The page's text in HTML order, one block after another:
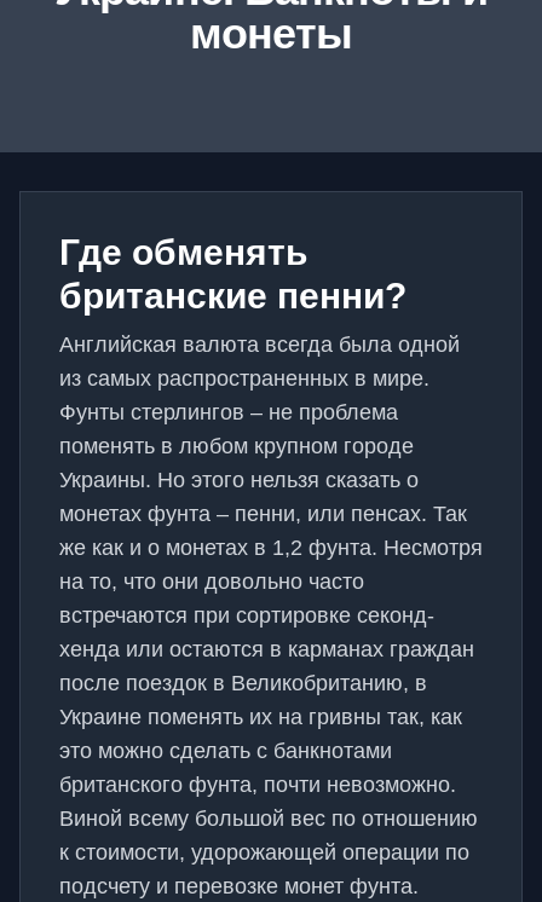
монеты
Где обменять
британские пенни?
Английская валюта всегда была одной
из самых распространенных в мире.
Фунты стерлингов – не проблема
поменять в любом крупном городе
Украины. Но этого нельзя сказать о
монетах фунта – пенни, или пенсах. Так
же как и о монетах в 1,2 фунта. Несмотря
на то, что они довольно часто
встречаются при сортировке секонд-
хенда или остаются в карманах граждан
после поездок в Великобританию, в
Украине поменять их на гривны так, как
это можно сделать с банкнотами
британского фунта, почти невозможно.
Виной всему большой вес по отношению
к стоимости, удорожающей операции по
подсчету и перевозке монет фунта.